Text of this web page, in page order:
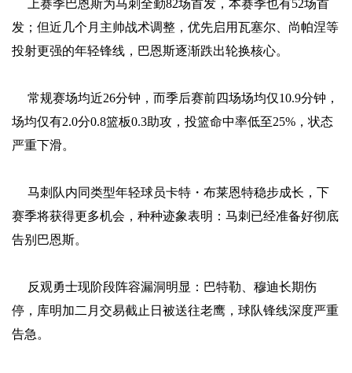
上赛季巴恩斯为马刺全勤82场首发，本赛季也有52场首
发；但近几个月主帅战术调整，优先启用瓦塞尔、尚帕涅等
投射更强的年轻锋线，巴恩斯逐渐跌出轮换核心。
常规赛场均近26分钟，而季后赛前四场场均仅10.9分钟，
场均仅有2.0分0.8篮板0.3助攻，投篮命中率低至25%，状态
严重下滑。
马刺队内同类型年轻球员卡特・布莱恩特稳步成长，下
赛季将获得更多机会，种种迹象表明：马刺已经准备好彻底
告别巴恩斯。
反观勇士现阶段阵容漏洞明显：巴特勒、穆迪长期伤
停，库明加二月交易截止日被送往老鹰，球队锋线深度严重
告急。